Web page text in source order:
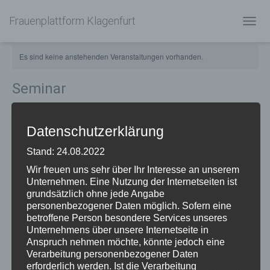
Frauenplattform Klagenfurt
Es sind keine anstehenden Veranstaltungen vorhanden.
Seminar
und
Anstehend
Datum
wählen.
Vergangene Veranstaltungen
JAN.
25
2020
25. Januar 2020 @ 9:30-17:00
Rezept zum Selbstverlieben
DiözesanhausTarviser Straße 30, Klagenfurt
JAN.
23
2020
23. Januar 2020 @ 18:00-21:00
Frauenpower 4.0 – Frau in der Region
Datenschutzerklärung
Stand: 24.08.2022
Wir freuen uns sehr über Ihr Interesse an unserem
Unternehmen. Eine Nutzung der Internetseiten ist
grundsätzlich ohne jede Angabe
personenbezogener Daten möglich. Sofern eine
betroffene Person besondere Services unseres
Unternehmens über unsere Internetseite in
Anspruch nehmen möchte, könnte jedoch eine
Verarbeitung personenbezogener Daten
erforderlich werden. Ist die Verarbeitung